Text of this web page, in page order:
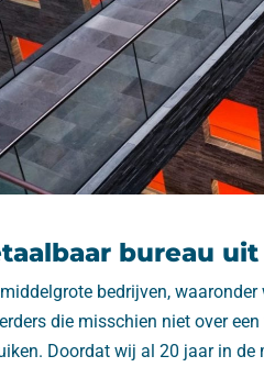
bureau
bedrijven,
die misschien niet over
Doordat wij al 20 jaar in de